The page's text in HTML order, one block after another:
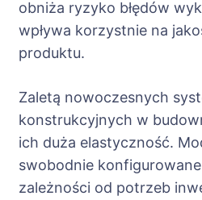
obniża ryzyko błędów
wpływa korzystnie na
produktu.
Zaletą nowoczesnych
konstrukcyjnych w
ich duża elastyczność.
swobodnie
zależności od potrzeb